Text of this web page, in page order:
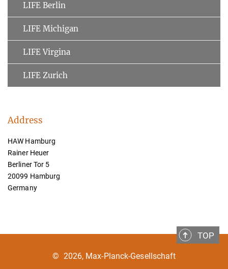
LIFE Berlin
LIFE Michigan
LIFE Virgina
LIFE Zurich
Address
HAW Hamburg
Rainer Heuer
Berliner Tor 5
20099 Hamburg
Germany
TOP
© 2026, Max-Planck-Gesellschaft